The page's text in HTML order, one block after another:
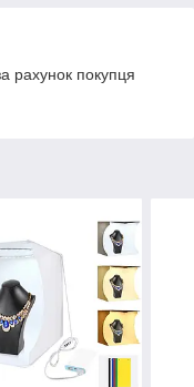
рахунок покупця